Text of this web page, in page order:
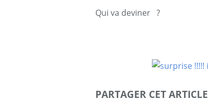
Qui va deviner ?
PARTAGER CET ARTICLE